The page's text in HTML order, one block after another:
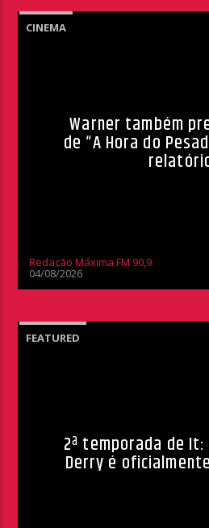
CINEMA
Warner também
de “A Hora do
Redação Máxima FM 90,9
04/08/2026
FEATURED
2ª temporada de It:
Derry é